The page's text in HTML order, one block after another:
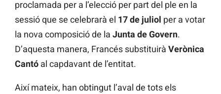
proclamada per a l’elecció per part del ple en la
sessió que se celebrarà el 17 de juliol per a votar
la nova composició de la Junta de Govern.
D’aquesta manera, Francés substituirà Verònica
Cantó al capdavant de l’entitat.
Així mateix, han obtingut l’aval de tots els